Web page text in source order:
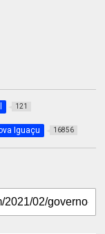
121
Iguaçu 16856